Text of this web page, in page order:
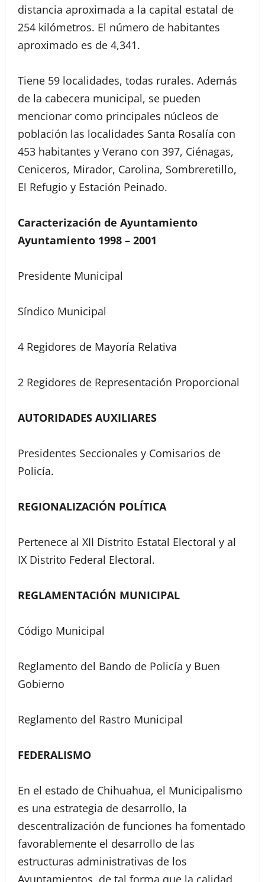
distancia aproximada a la capital estatal de
254 kilómetros. El número de habitantes
aproximado es de 4,341.
Tiene 59 localidades, todas rurales. Además
de la cabecera municipal, se pueden
mencionar como principales núcleos de
población las localidades Santa Rosalía con
453 habitantes y Verano con 397, Ciénagas,
Ceniceros, Mirador, Carolina, Sombreretillo,
El Refugio y Estación Peinado.
Caracterización de Ayuntamiento
Ayuntamiento 1998 – 2001
Presidente Municipal
Síndico Municipal
4 Regidores de Mayoría Relativa
2 Regidores de Representación Proporcional
AUTORIDADES AUXILIARES
Presidentes Seccionales y Comisarios de
Policía.
REGIONALIZACIÓN POLÍTICA
Pertenece al XII Distrito Estatal Electoral y al
IX Distrito Federal Electoral.
REGLAMENTACIÓN MUNICIPAL
Código Municipal
Reglamento del Bando de Policía y Buen
Gobierno
Reglamento del Rastro Municipal
FEDERALISMO
En el estado de Chihuahua, el Municipalismo
es una estrategia de desarrollo, la
descentralización de funciones ha fomentado
favorablemente el desarrollo de las
estructuras administrativas de los